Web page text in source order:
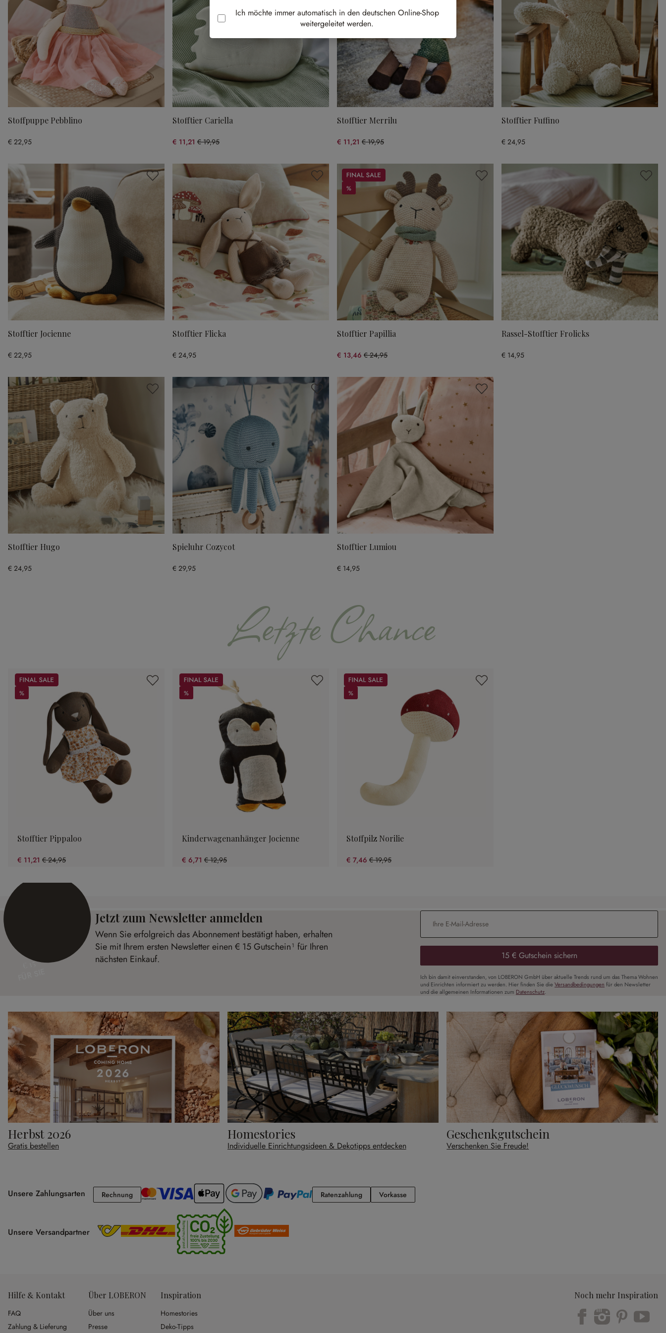
Stoffpuppe Pebblino
€ 22,95
Stofftier Cariella
€ 11,21 € 19,95
(43.81% gespart)
Stofftier Merrilu
€ 11,21 € 19,95
(43.81% gespart)
Stofftier Fuffino
€ 24,95
Stofftier Jocienne
€ 22,95
Stofftier Flicka
€ 24,95
Sale
%
%
Stofftier Papillia
€ 13,46 € 24,95
(46.05% gespart)
Rassel-Stofftier Frolicks
€ 14,95
Stofftier Hugo
€ 24,95
Spieluhr Cozycot
€ 29,95
Stofftier Lumiou
€ 14,95
Letzte Chance
Sale
%
%
Stofftier Pippaloo
€ 11,21 € 24,95
(55.07% gespart)
Sale
%
%
Kinderwagenanhänger Jocienne
€ 6,71 € 12,95
(48.19% gespart)
Sale
%
%
Stoffpilz Norilie
€ 7,46 € 19,95
(62.61% gespart)
€ 15
Jetzt zum Newsletter anmelden
Wenn Sie erfolgreich das Abonnement bestätigt haben, erhalten
Sie mit Ihrem ersten Newsletter einen € 15 Gutschein¹ für Ihren
nächsten Einkauf.
E-Mail-Adresse
15 € Gutschein sichern
Ich bin damit einverstanden, von LOBERON GmbH über aktuelle Trends rund um das Thema Wohnen
und Einrichten informiert zu werden. Hier finden Sie die Versandbedingungen für den Newsletter
und die allgemeinen Informationen zum Datenschutz.
Herbst 2026
Gratis bestellen
Homestories
Individuelle Einrichtungsideen & Dekotipps entdecken
Geschenkgutschein
Verschenken Sie Freude!
Unsere Zahlungsarten RechnungRechnung RatenzahlungRatenzahlung
VorkasseVorkasse
Unsere Versandpartner
Hilfe & Kontakt
FAQ
Zahlung & Lieferung
Über LOBERON
Über uns
Presse
Inspiration
Homestories
Deko-Tipps
Noch mehr Inspiration
Ich möchte immer automatisch in den deutschen Online-Shop
weitergeleitet werden.